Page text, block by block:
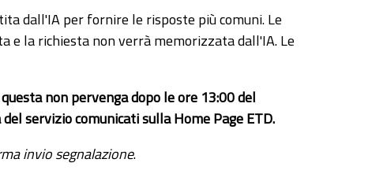
dall'IA per fornire le risposte più comuni. Le
la richiesta non verrà memorizzata dall'IA. Le
non pervenga dopo le ore 13:00 del
servizio comunicati sulla Home Page ETD.
invio segnalazione.